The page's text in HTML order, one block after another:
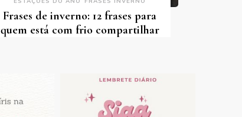
Frases de inverno: 12 frases para
quem está com frio compartilhar